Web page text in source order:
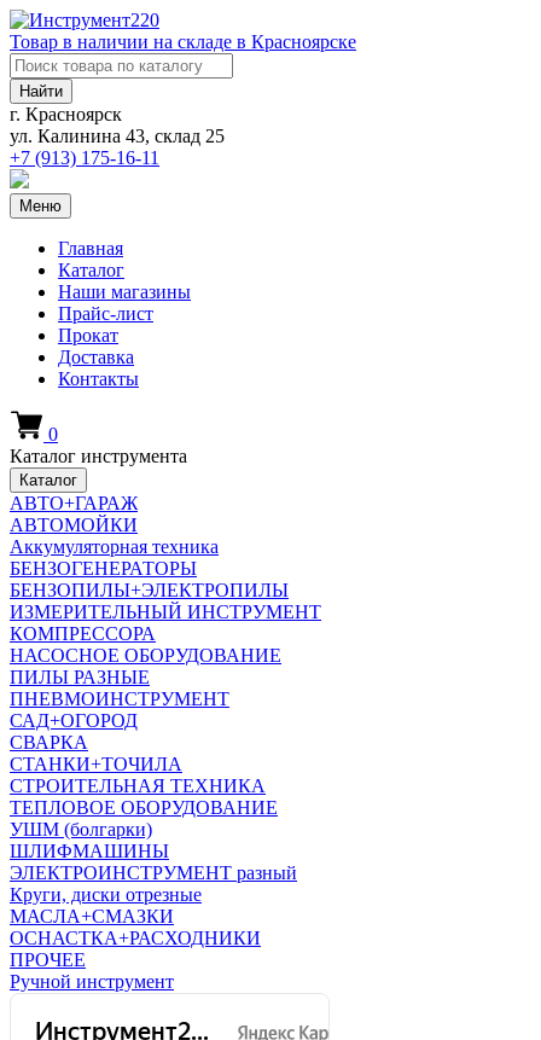
Товар в наличии на складе в Красноярске
Найти
г. Красноярск
ул. Калинина 43, склад 25
+7 (913) 175-16-11
Меню
Главная
Каталог
Наши магазины
Прайс-лист
Прокат
Доставка
Контакты
0
Каталог инструмента
Каталог
АВТО+ГАРАЖ
АВТОМОЙКИ
Аккумуляторная техника
БЕНЗОГЕНЕРАТОРЫ
БЕНЗОПИЛЫ+ЭЛЕКТРОПИЛЫ
ИЗМЕРИТЕЛЬНЫЙ ИНСТРУМЕНТ
КОМПРЕССОРА
НАСОСНОЕ ОБОРУДОВАНИЕ
ПИЛЫ РАЗНЫЕ
ПНЕВМОИНСТРУМЕНТ
САД+ОГОРОД
СВАРКА
СТАНКИ+ТОЧИЛА
СТРОИТЕЛЬНАЯ ТЕХНИКА
ТЕПЛОВОЕ ОБОРУДОВАНИЕ
УШМ (болгарки)
ШЛИФМАШИНЫ
ЭЛЕКТРОИНСТРУМЕНТ разный
Круги, диски отрезные
МАСЛА+СМАЗКИ
ОСНАСТКА+РАСХОДНИКИ
ПРОЧЕЕ
Ручной инструмент